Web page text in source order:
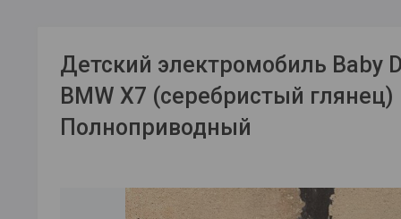
Детский электромобиль Baby
BMW X7 (серебристый глянец)
Полноприводный